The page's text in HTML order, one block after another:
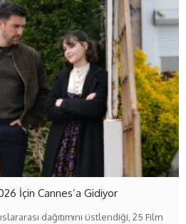
İçin Cannes’a Gidiyor
dağıtımını üstlendiği, 25 Film